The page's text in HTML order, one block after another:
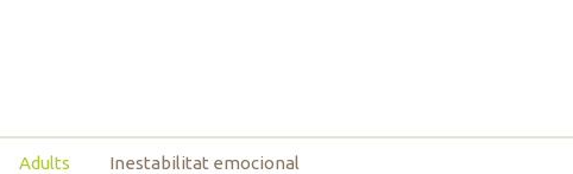
Adults Inestabilitat emocional